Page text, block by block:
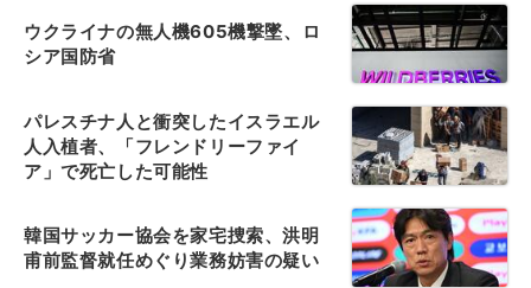
ウクライナの無人機605機撃墜、ロ
シア国防省
パレスチナ人と衝突したイスラエル
人入植者、「フレンドリーファイ
ア」で死亡した可能性
韓国サッカー協会を家宅捜索、洪明
甫前監督就任めぐり業務妨害の疑い